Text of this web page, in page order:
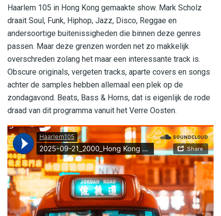
Haarlem 105 in Hong Kong gemaakte show. Mark Scholz
draait Soul, Funk, Hiphop, Jazz, Disco, Reggae en
andersoortige buitenissigheden die binnen deze genres
passen. Maar deze grenzen worden net zo makkelijk
overschreden zolang het maar een interessante track is.
Obscure originals, vergeten tracks, aparte covers en songs
achter de samples hebben allemaal een plek op de
zondagavond. Beats, Bass & Horns, dat is eigenlijk de rode
draad van dit programma vanuit het Verre Oosten.